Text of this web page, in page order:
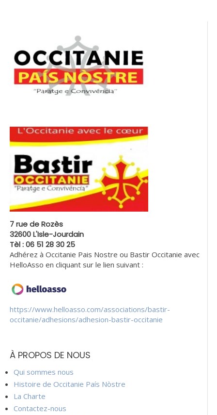
7 rue de Rozès
32600 L'Isle-Jourdain
Tèl : 06 51 28 30 25
Adhérez à Occitanie Pais Nostre ou Bastir Occitanie avec
HelloAsso en cliquant sur le lien suivant :
https://www.helloasso.com/associations/bastir-
occitanie/adhesions/adhesion-bastir-occitanie
À PROPOS DE NOUS
Qui sommes nous
Histoire de Occitanie País Nòstre
La Charte
Contactez-nous